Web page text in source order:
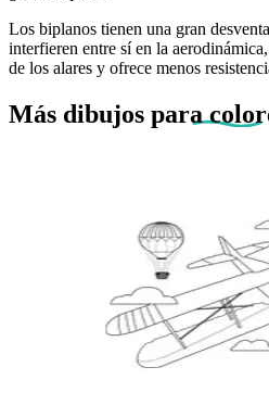
Los biplanos tienen una gran
interfieren entre sí en la
de los alares y ofrece menos
Más dibujos para